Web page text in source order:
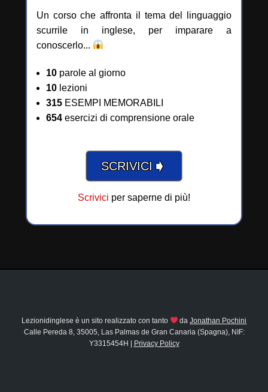
Un corso che affronta il tema del linguaggio
scurrile in inglese, per imparare a
conoscerlo...
10 parole al giorno
10 lezioni
315 ESEMPI MEMORABILI
654 esercizi di comprensione orale
SCRIVICI ➧
Scrivici per saperne di più!
Lezionidinglese è un sito realizzato con tanto daJonathan Pochini
Calle Pereda 8, 35005, Las Palmas de Gran Canaria (Spagna), NIF:
Y3315454H | Privacy Policy